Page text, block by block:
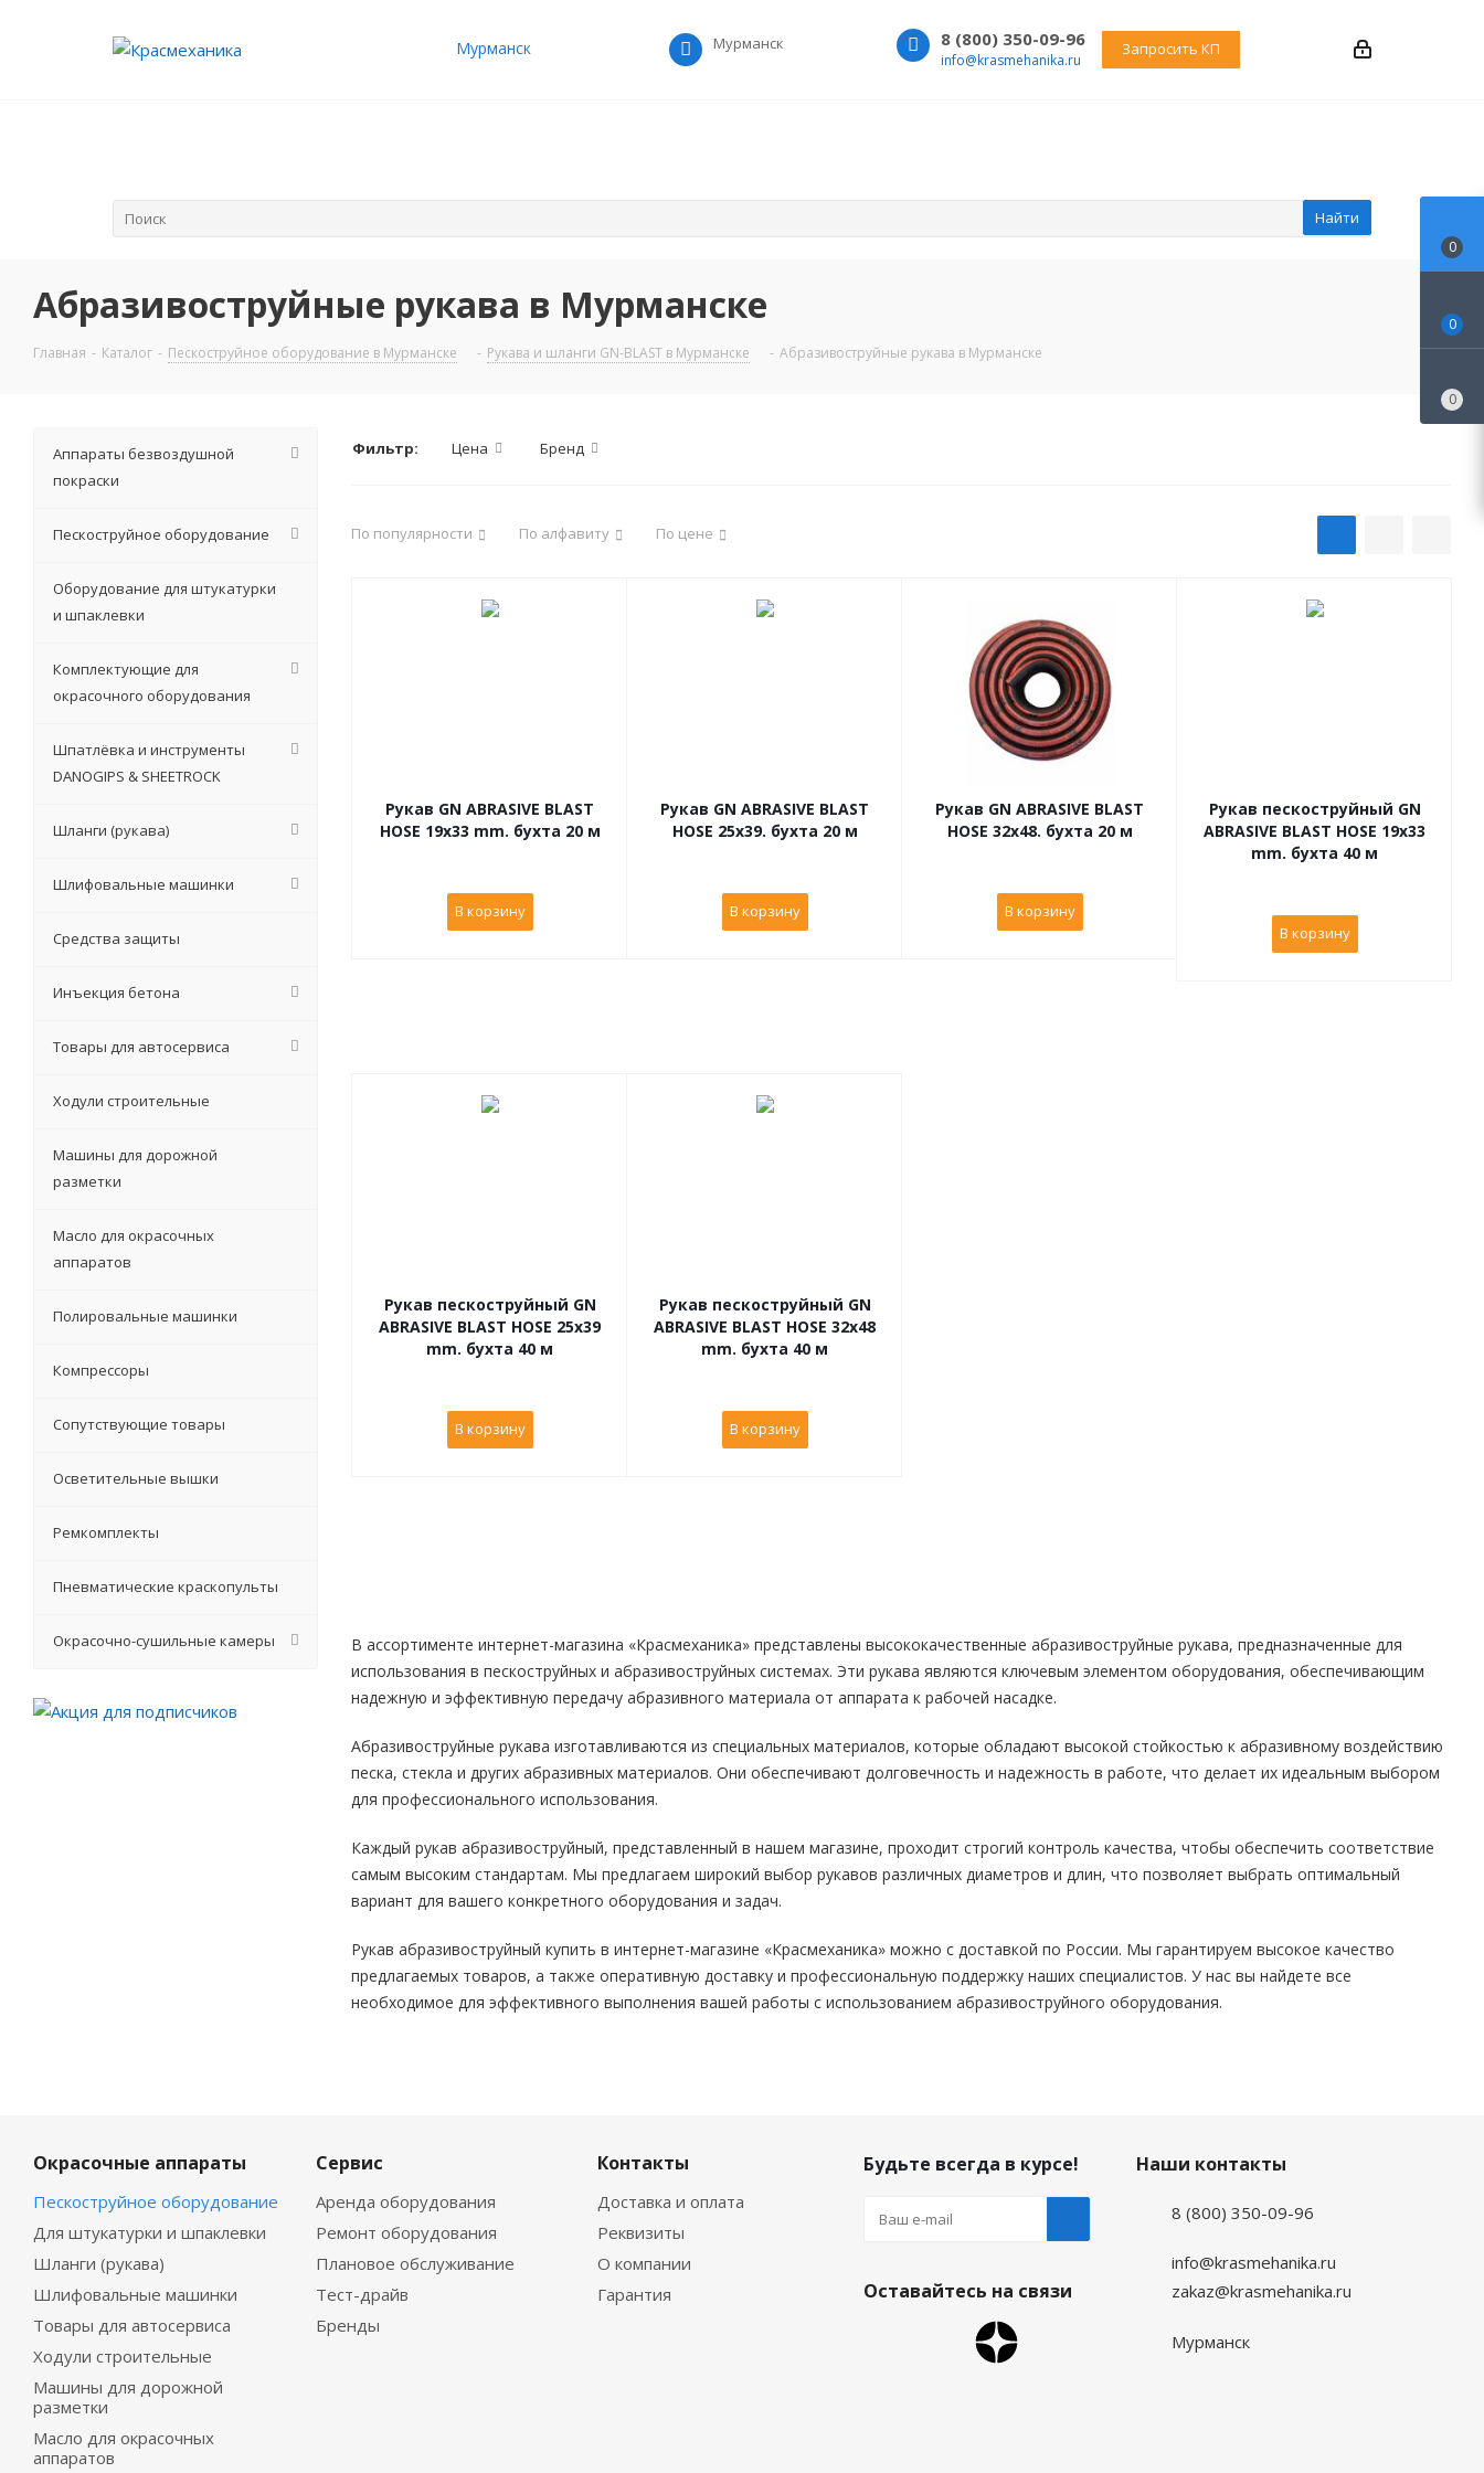
Мурманск Мурманск 8 (800) 350-09-96
info@krasmehanika.ru
Запросить КП
Найти
Абразивоструйные рукава в Мурманске
Главная - Каталог - Пескоструйное оборудование в Мурманске - Рукава и шланги GN-BLAST в Мурманске - Абразивоструйные рукава в Мурманске
Фильтр: Цена Бренд
По популярности По алфавиту По цене
Рукав GN ABRASIVE BLAST
HOSE 19х33 mm. бухта 20 м
В корзину
Рукав GN ABRASIVE BLAST
HOSE 25x39. бухта 20 м
В корзину
Рукав GN ABRASIVE BLAST
HOSE 32x48. бухта 20 м
В корзину
Рукав пескоструйный GN
ABRASIVE BLAST HOSE 19x33
mm. бухта 40 м
В корзину
Рукав пескоструйный GN
ABRASIVE BLAST HOSE 25x39
mm. бухта 40 м
В корзину
Рукав пескоструйный GN
ABRASIVE BLAST HOSE 32x48
mm. бухта 40 м
В корзину
В ассортименте интернет-магазина «Красмеханика» представлены высококачественные абразивоструйные рукава, предназначенные для
использования в пескоструйных и абразивоструйных системах. Эти рукава являются ключевым элементом оборудования, обеспечивающим
надежную и эффективную передачу абразивного материала от аппарата к рабочей насадке.
Абразивоструйные рукава изготавливаются из специальных материалов, которые обладают высокой стойкостью к абразивному воздействию
песка, стекла и других абразивных материалов. Они обеспечивают долговечность и надежность в работе, что делает их идеальным выбором
для профессионального использования.
Каждый рукав абразивоструйный, представленный в нашем магазине, проходит строгий контроль качества, чтобы обеспечить соответствие
самым высоким стандартам. Мы предлагаем широкий выбор рукавов различных диаметров и длин, что позволяет выбрать оптимальный
вариант для вашего конкретного оборудования и задач.
Рукав абразивоструйный купить в интернет-магазине «Красмеханика» можно с доставкой по России. Мы гарантируем высокое качество
предлагаемых товаров, а также оперативную доставку и профессиональную поддержку наших специалистов. У нас вы найдете все
необходимое для эффективного выполнения вашей работы с использованием абразивоструйного оборудования.
Аппараты безвоздушной
покраски
Пескоструйное оборудование
Оборудование для штукатурки
и шпаклевки
Комплектующие для
окрасочного оборудования
Шпатлёвка и инструменты
DANOGIPS & SHEETROCK
Шланги (рукава)
Шлифовальные машинки
Средства защиты
Инъекция бетона
Товары для автосервиса
Ходули строительные
Машины для дорожной
разметки
Масло для окрасочных
аппаратов
Полировальные машинки
Компрессоры
Сопутствующие товары
Осветительные вышки
Ремкомплекты
Пневматические краскопульты
Окрасочно-сушильные камеры
Окрасочные аппараты
Пескоструйное оборудование
Для штукатурки и шпаклевки
Шланги (рукава)
Шлифовальные машинки
Товары для автосервиса
Ходули строительные
Машины для дорожной
разметки
Масло для окрасочных
аппаратов
Сервис
Аренда оборудования
Ремонт оборудования
Плановое обслуживание
Тест-драйв
Бренды
Контакты
Доставка и оплата
Реквизиты
О компании
Гарантия
Будьте всегда в курсе!
Оставайтесь на связи
Наши контакты
8 (800) 350-09-96
info@krasmehanika.ru
zakaz@krasmehanika.ru
Мурманск
0
0
0